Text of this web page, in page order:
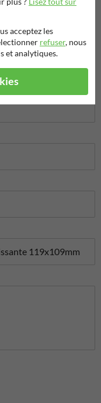
acceptez les
refuser, nous
et analytiques.